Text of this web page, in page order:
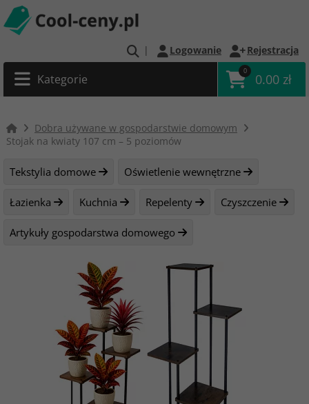
| Logowanie Rejestracja
Kategorie
0
0.00 zł
Dobra używane w gospodarstwie domowym
Stojak na kwiaty 107 cm – 5 poziomów
Tekstylia domowe Oświetlenie wewnętrzne
Łazienka Kuchnia Repelenty Czyszczenie
Artykuły gospodarstwa domowego